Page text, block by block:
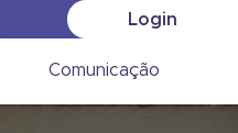
Login
Comunicação